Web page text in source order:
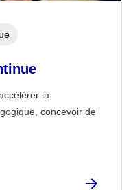
la
concevoir de